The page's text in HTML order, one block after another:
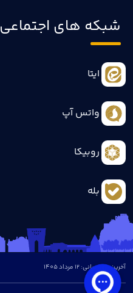
شبکه های اجتماعی
ایتا
واتس آپ
روبیکا
بله
آخرین بروزرسانی: 12 مرداد 1405